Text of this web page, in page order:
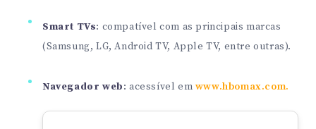
Smart TVs: compatível com as principais marcas
(Samsung, LG, Android TV, Apple TV, entre outras).
Navegador web: acessível em www.hbomax.com.